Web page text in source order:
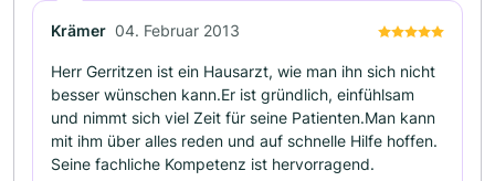
Krämer 04. Februar 2013
Herr Gerritzen ist ein Hausarzt, wie man ihn sich nicht
besser wünschen kann.Er ist gründlich, einfühlsam
und nimmt sich viel Zeit für seine Patienten.Man kann
mit ihm über alles reden und auf schnelle Hilfe hoffen.
Seine fachliche Kompetenz ist hervorragend.